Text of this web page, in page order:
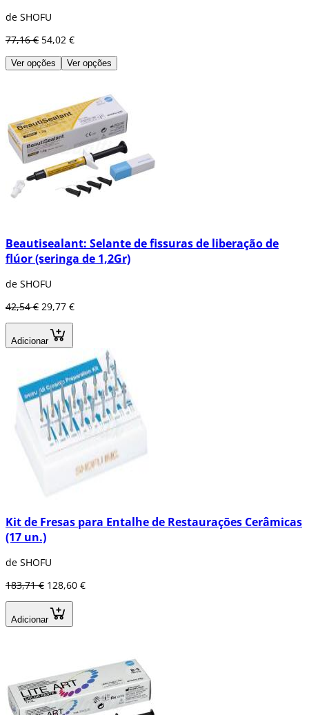
de SHOFU
77,16 € 54,02 €
Ver opções Ver opções
Beautisealant: Selante de fissuras de liberação de
flúor (seringa de 1,2Gr)
de SHOFU
42,54 € 29,77 €
Adicionar
Kit de Fresas para Entalhe de Restaurações Cerâmicas
(17 un.)
de SHOFU
183,71 € 128,60 €
Adicionar